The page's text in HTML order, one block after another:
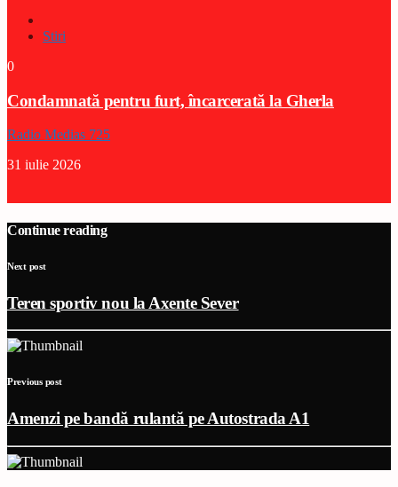
Stiri
0
Condamnată pentru furt, încarcerată la Gherla
Radio Medias 725
31 iulie 2026
Continue reading
Next post
Teren sportiv nou la Axente Sever
Previous post
Amenzi pe bandă rulantă pe Autostrada A1